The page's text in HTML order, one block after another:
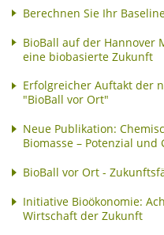
Berechnen Sie Ihr
BioBall auf der Hannover
eine biobasierte Zukunft
Erfolgreicher Auftakt der
"BioBall vor Ort"
Neue Publikation:
Biomasse – Potenzial und
BioBall vor Ort -
Initiative Bioökonomie:
Wirtschaft der Zukunft